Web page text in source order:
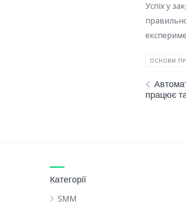
Успіх у
ОСНОВИ
працює
Категорії
SMM